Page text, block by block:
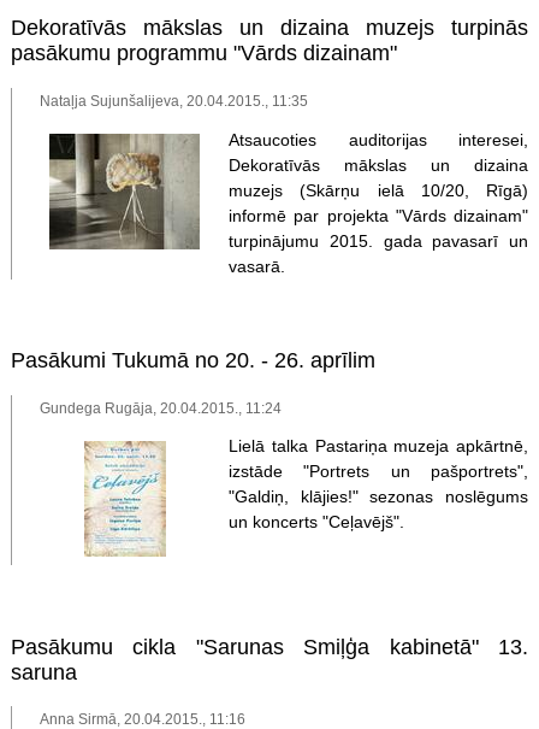
Dekoratīvās mākslas un dizaina muzejs turpinās
pasākumu programmu "Vārds dizainam"
Nataļja Sujunšalijeva, 20.04.2015., 11:35
Atsaucoties auditorijas interesei,
Dekoratīvās mākslas un dizaina
muzejs (Skārņu ielā 10/20, Rīgā)
informē par projekta "Vārds dizainam"
turpinājumu 2015. gada pavasarī un
vasarā.
Pasākumi Tukumā no 20. - 26. aprīlim
Gundega Rugāja, 20.04.2015., 11:24
Lielā talka Pastariņa muzeja apkārtnē,
izstāde "Portrets un pašportrets",
"Galdiņ, klājies!" sezonas noslēgums
un koncerts "Ceļavējš".
Pasākumu cikla "Sarunas Smiļģa kabinetā" 13.
saruna
Anna Sirmā, 20.04.2015., 11:16